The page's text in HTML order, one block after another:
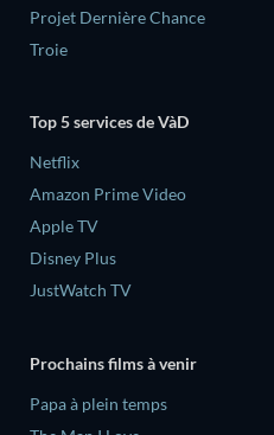
Projet Dernière Chance
Troie
Top 5 services de VàD
Netflix
Amazon Prime Video
Apple TV
Disney Plus
JustWatch TV
Prochains films à venir
‎Papa à plein temps